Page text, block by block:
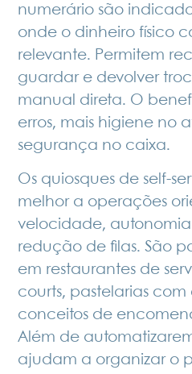
numerário são
onde o dinheiro físico
relevante. Permitem
guardar e devolver
manual direta. O
erros, mais higiene no
segurança no caixa.
Os quiosques de self-
melhor a operações
velocidade,
redução de filas. São
em restaurantes de
courts, pastelarias com
conceitos de
Além de
ajudam a organizar o